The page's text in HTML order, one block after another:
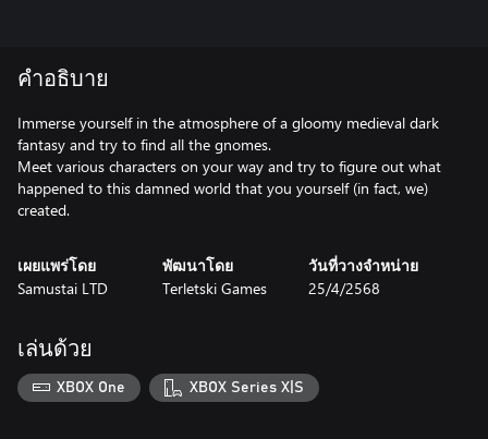
คำอธิบาย
Immerse yourself in the atmosphere of a gloomy medieval dark
fantasy and try to find all the gnomes.
Meet various characters on your way and try to figure out what
happened to this damned world that you yourself (in fact, we)
created.
เผยแพร่โดย
Samustai LTD
พัฒนาโดย
Terletski Games
วันที่วางจำหน่าย
25/4/2568
เล่นด้วย
XBOX One XBOX Series X|S